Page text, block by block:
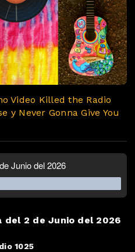
Video Killed the Radio
y Never Gonna Give You
del 2 de Junio del 2026
1025